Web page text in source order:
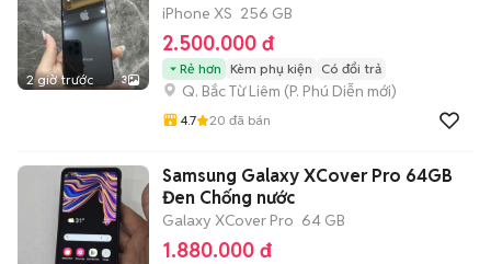
2 giờ trước 3
iPhone XS 256 GB
2.500.000 đ
Rẻ hơn Kèm phụ kiện Có đổi trả
Q. Bắc Từ Liêm (P. Phú Diễn mới)
4.7 20 đã bán
Samsung Galaxy XCover Pro 64GB
Đen Chống nước
Galaxy XCover Pro 64 GB
1.880.000 đ